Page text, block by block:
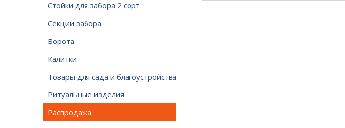
Стойки для забора 2 сорт
Секции забора
Ворота
Калитки
Товары для сада и благоустройства
Ритуальные изделия
Распродажа